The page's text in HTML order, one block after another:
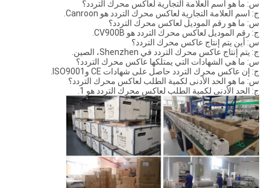
س: ما هو اسم العلامة التجارية لعاكس محرك التردد؟
ج: اسم العلامة التجارية لعاكس محرك التردد هو Canroon.
س: ما هو رقم الموديل لعاكس محرك التردد؟
ج: رقم الموديل لعاكس محرك التردد هو CV900B.
س: أين يتم إنتاج عاكس محرك التردد؟
ج: يتم إنتاج عاكس محرك التردد في Shenzhen، الصين.
س: ما هي الشهادات التي يمتلكها عاكس محرك التردد؟
ج: إن عاكس محرك التردد حاصل على شهادات CE وISO9001.
س: ما هو الحد الأدنى لكمية الطلب لعاكس محرك التردد؟
ج: الحد الأدنى لكمية الطلب لعاكس محرك التردد هو 1.